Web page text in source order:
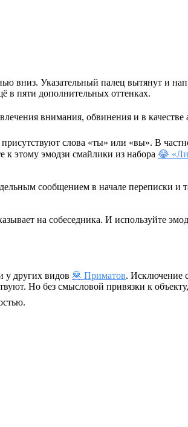
вниз. Указательный палец вытянут и
в пяти дополнительных оттенках.
внимания, обвинения и в качестве
слова «ты» или «вы». В
этому эмодзи смайлики из набора 😂
сообщением в начале переписки
на собеседника. И используйте
у других видов 🦧 Приматов. Исключение
Но без смысловой привязки к